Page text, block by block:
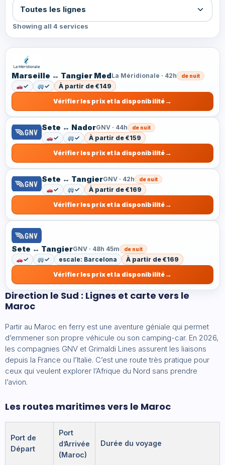
Showing all 4 services
Marseille ↔ Tangier MedLa Méridionale · 42h de nuit
✓ ✓
À partir de €149
Vérifier les prix et la disponibilité
Sete ↔ NadorGNV · 44h de nuit
✓ ✓
À partir de €159
Vérifier les prix et la disponibilité
Sete ↔ TangierGNV · 42h de nuit
✓ ✓
À partir de €169
Vérifier les prix et la disponibilité
Sete ↔ TangierGNV · 48h 45m de nuit
✓ ✓ escale: Barcelona
À partir de €169
Vérifier les prix et la disponibilité
Direction le Sud : Lignes et carte vers le
Maroc
Partir au Maroc en ferry est une aventure géniale qui permet
d’emmener son propre véhicule ou son camping-car. En 2026,
les compagnies GNV et Grimaldi Lines assurent les liaisons
depuis la France ou l’Italie. C’est une route très pratique pour
ceux qui veulent explorer l’Afrique du Nord sans prendre
l’avion.
Les routes maritimes vers le Maroc
Port de
Départ
Port
d’Arrivée
(Maroc)
Durée du voyage